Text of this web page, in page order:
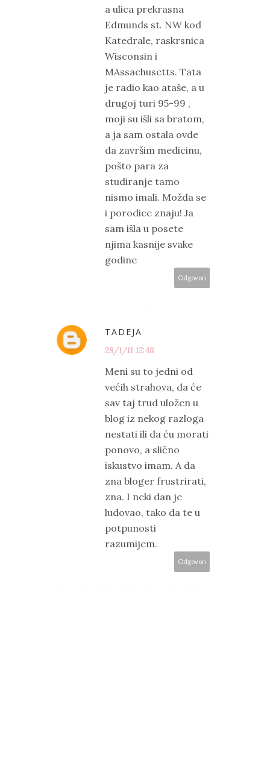
a ulica prekrasna
Edmunds st. NW kod
Katedrale, raskrsnica
Wisconsin i
MAssachusetts. Tata
je radio kao ataše, a u
drugoj turi 95-99 ,
moji su išli sa bratom,
a ja sam ostala ovde
da završim medicinu,
pošto para za
studiranje tamo
nismo imali. Možda se
i porodice znaju! Ja
sam išla u posete
njima kasnije svake
godine
Odgovori
TADEJA
28/1/11 12:48
Meni su to jedni od
većih strahova, da će
sav taj trud uložen u
blog iz nekog razloga
nestati ili da ću morati
ponovo, a slično
iskustvo imam. A da
zna bloger frustrirati,
zna. I neki dan je
ludovao, tako da te u
potpunosti
razumijem.
Odgovori